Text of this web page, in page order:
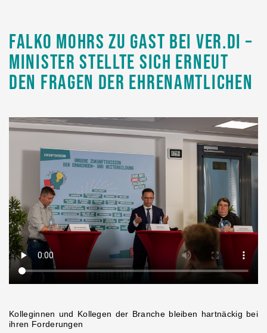
Falko Mohrs zu Gast bei ver.di –
Minister stellte sich erneut
den Fragen der Ehrenamtlichen
Kolleginnen und Kollegen der Branche bleiben hartnäckig bei
ihren Forderungen